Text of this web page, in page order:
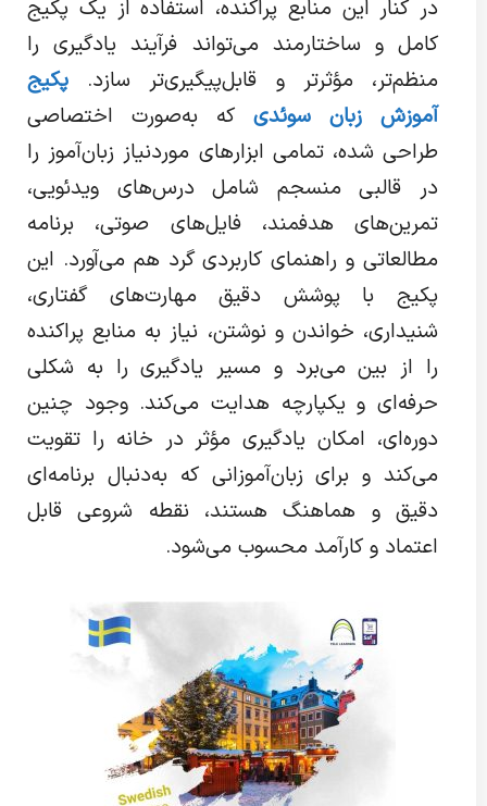
در کنار این منابع پراکنده، استفاده از یک پکیج
کامل و ساختارمند می‌تواند فرآیند یادگیری را
منظم‌تر، مؤثرتر و قابل‌پیگیری‌تر سازد.
پکیج
آموزش زبان سوئدیکه به‌صورت اختصاصی
طراحی شده، تمامی ابزارهای موردنیاز زبان‌آموز را
در قالبی منسجم شامل درس‌های ویدئویی،
تمرین‌های هدفمند، فایل‌های صوتی، برنامه
مطالعاتی و راهنمای کاربردی گرد هم می‌آورد. این
پکیج با پوشش دقیق مهارت‌های گفتاری،
شنیداری، خواندن و نوشتن، نیاز به منابع پراکنده
را از بین می‌برد و مسیر یادگیری را به شکلی
حرفه‌ای و یکپارچه هدایت می‌کند. وجود چنین
دوره‌ای، امکان یادگیری مؤثر در خانه را تقویت
می‌کند و برای زبان‌آموزانی که به‌دنبال برنامه‌ای
دقیق و هماهنگ هستند، نقطه شروعی قابل
اعتماد و کارآمد محسوب می‌شود.